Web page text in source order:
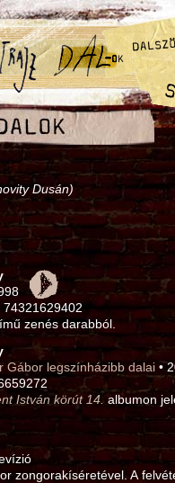
Dusán)
74321629402
zenés darabból.
Gábor legszínházibb dalai •
István körút 14. albumon
zongorakíséretével. A